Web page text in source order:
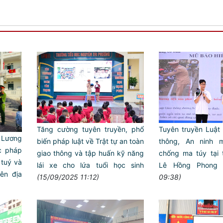
pháp
và
địa
Tăng cường tuyên truyền, phổ
biến pháp luật về Trật tự an toàn
giao thông và tập huấn kỹ năng
lái xe cho lứa tuổi học sinh
(15/09/2025 11:12)
Tuyên truyền Luật
thông, An ninh
chống ma túy tại
Lê Hồng Phong
09:38)